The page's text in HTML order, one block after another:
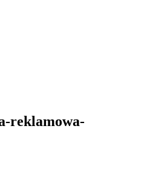
reklamowa-